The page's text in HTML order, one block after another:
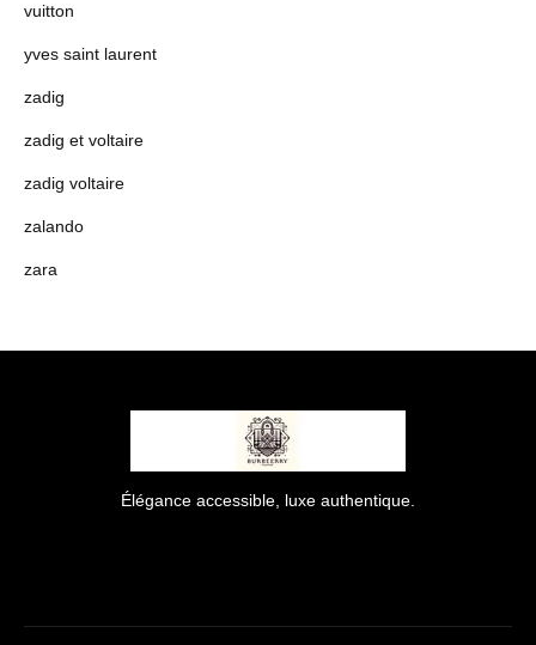
vuitton
yves saint laurent
zadig
zadig et voltaire
zadig voltaire
zalando
zara
Élégance accessible, luxe authentique.